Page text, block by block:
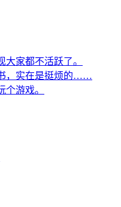
家都不活跃了。
，实在是挺烦的……
游戏。